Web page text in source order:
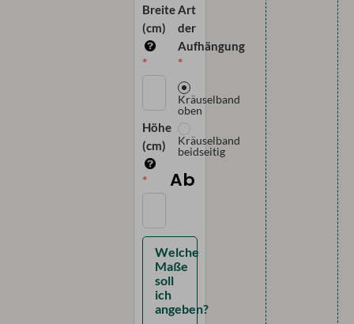
Breite
(cm)
Höhe
(cm)
Art
der
Aufhängung
Kräuselband
oben
Kräuselband
beidseitig
Welche
Maße
soll
ich
angeben?
Ab